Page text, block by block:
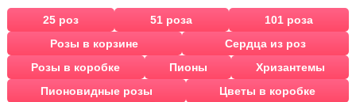
25 роз 51 роза
101 роза
Розы в корзине
Сердца из роз
Розы в коробке
Пионы
Хризантемы
Пионовидные розы
Цветы в коробке